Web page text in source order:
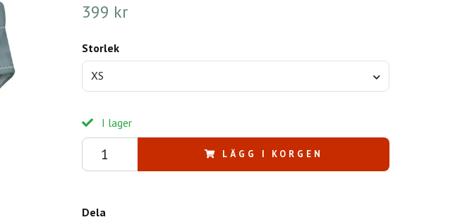
399 kr
Storlek
XS
I lager
LÄGG I KORGEN
Dela